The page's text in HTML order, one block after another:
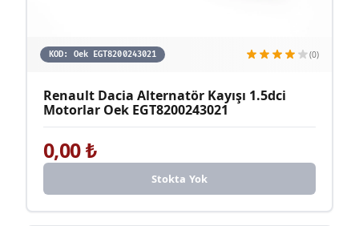
KOD: Oek EGT8200243021 (0)
Renault Dacia Alternatör Kayışı 1.5dci
Motorlar Oek EGT8200243021
0,00₺
Stokta Yok